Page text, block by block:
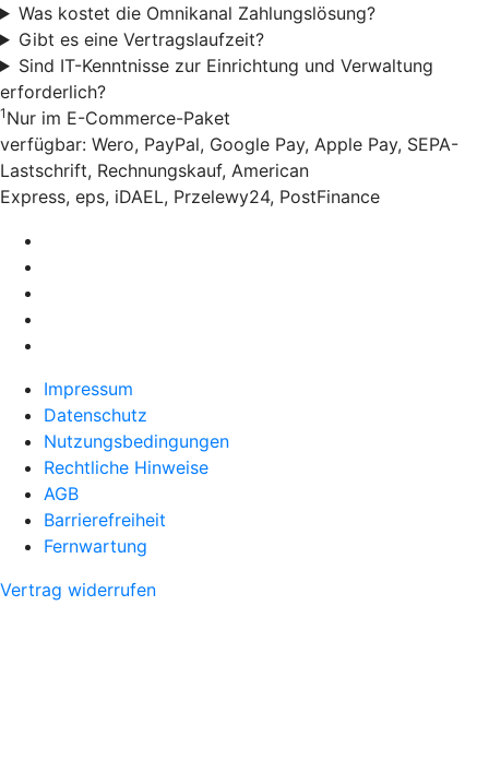
Was kostet die Omnikanal Zahlungslösung?
Gibt es eine Vertragslaufzeit?
Sind IT-Kenntnisse zur Einrichtung und Verwaltung
erforderlich?
1 Nur im E-Commerce-Paket
verfügbar: Wero, PayPal, Google Pay, Apple Pay, SEPA-
Lastschrift, Rechnungskauf, American
Express, eps, iDAEL, Przelewy24, PostFinance
Impressum
Datenschutz
Nutzungsbedingungen
Rechtliche Hinweise
AGB
Barrierefreiheit
Fernwartung
Vertrag widerrufen